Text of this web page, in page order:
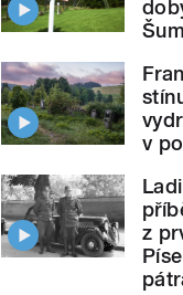
v
z